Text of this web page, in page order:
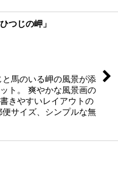
つじの岬」
と馬のいる岬の風景が添
ト。 爽やかな風景画の
きやすいレイアウトの
サイズ、シンプルな無